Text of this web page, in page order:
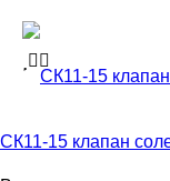
СК11-15 клапан